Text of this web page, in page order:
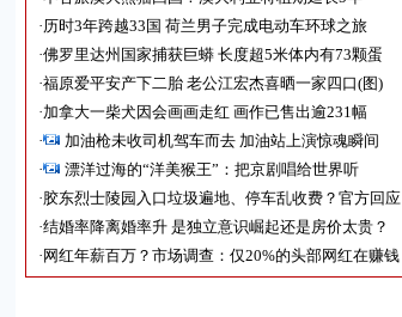
·历时3年跨越33国 荷兰男子完成电动车环球之旅
·佛罗里达州国家捕获巨蟒 长度超5米体内有73颗蛋
·福原爱平安产下二胎 老公江宏杰喜晒一家四口(图)
·加拿大一柴犬因会画画走红 画作已售出逾231幅
·
加油枪未收司机驾车而去 加油站上演惊魂瞬间
·
漂洋过海的“洋美猴王”：把京剧唱给世界听
·胶东烈士陵园入口垃圾遍地、停车乱收费？官方回应
·结婚率降离婚率升 是独立意识崛起还是房价太贵？
· 网红年薪百万？市场调查：仅20%的头部网红在赚钱